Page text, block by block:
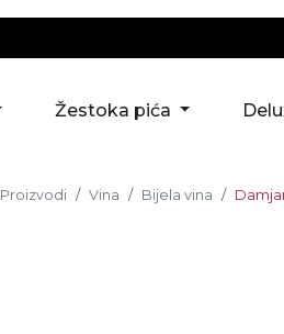
Žestoka pića
Proizvodi Vina Bijela vina